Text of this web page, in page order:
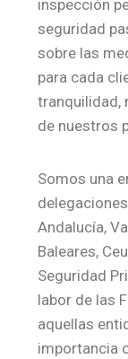
inspección
seguridad
sobre las
para cada
tranquilidad,
de nuestros
Somos una
Andalucía,
Baleares,
Seguridad
labor de las
aquellas
importancia